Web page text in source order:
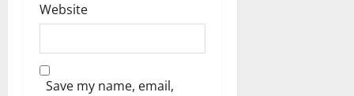
Website
Save my name, email,